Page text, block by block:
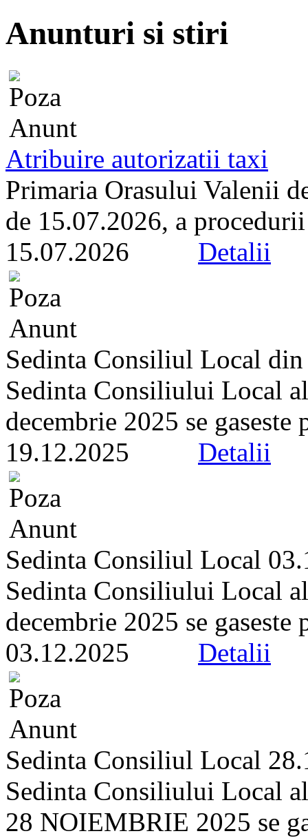
Anunturi si stiri
Atribuire autorizatii taxi
Primaria Orasului Valenii
de 15.07.2026, a
15.07.2026 Detalii
Sedinta Consiliul Local
Sedinta Consiliului Local
decembrie 2025 se
19.12.2025 Detalii
Sedinta Consiliul Local
Sedinta Consiliului Local
decembrie 2025 se
03.12.2025 Detalii
Sedinta Consiliul Local
Sedinta Consiliului Local
28 NOIEMBRIE 2025 se